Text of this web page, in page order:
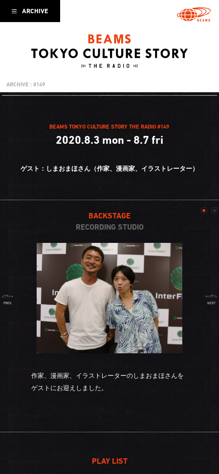
ARCHIVE
ARCHIVE : #149
BEAMS TOKYO CULTURE STORY THE RADIO #149
2020.8.3 mon - 8.7 fri
ゲスト：しまおまほさん（作家、漫画家、 イラストレーター）
BACKSTAGE
RECORDING STUDIO
作家、漫画家、イラストレーターのしまおまほさんを
ゲストにお迎えしました。
PREV. NEXT
PLAY LIST